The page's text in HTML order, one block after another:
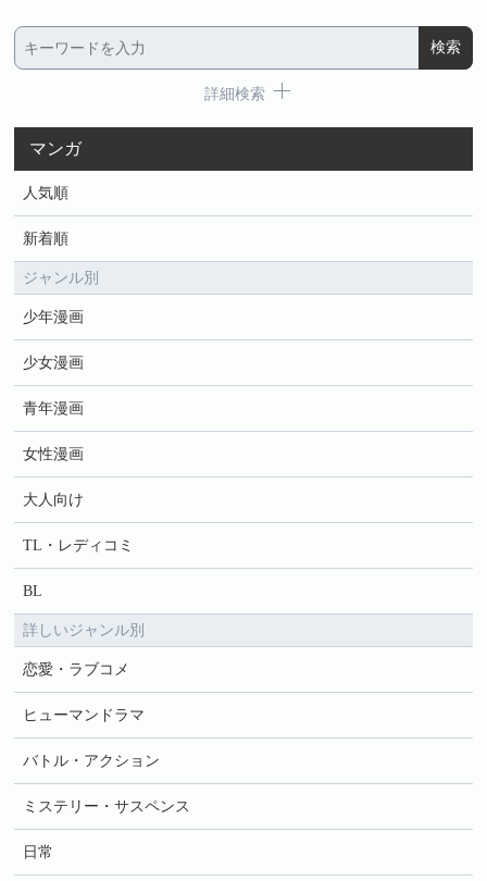
詳細検索
マンガ
人気順
新着順
ジャンル別
少年漫画
少女漫画
青年漫画
女性漫画
大人向け
TL・レディコミ
BL
詳しいジャンル別
恋愛・ラブコメ
ヒューマンドラマ
バトル・アクション
ミステリー・サスペンス
日常